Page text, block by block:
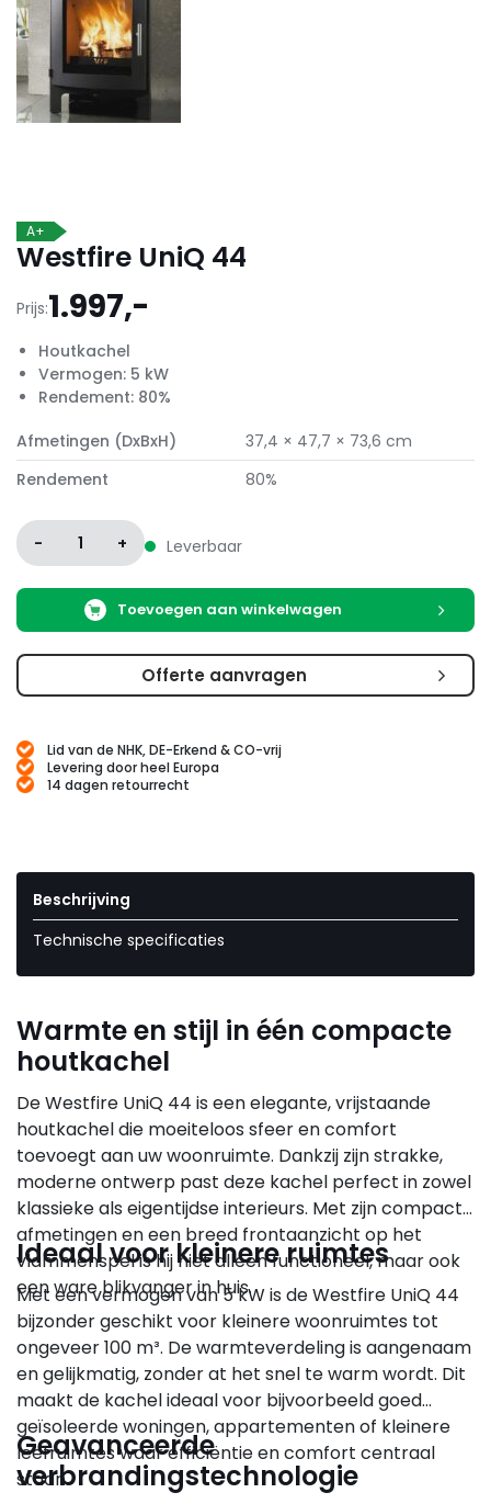
A+
Westfire UniQ 44
Prijs:1.997,-
Houtkachel
Vermogen: 5 kW
Rendement: 80%
Afmetingen (DxBxH)
37,4 × 47,7 × 73,6 cm
Rendement
80%
- 1 + Leverbaar
Toevoegen aan winkelwagen
Offerte aanvragen
Lid van de NHK, DE-Erkend & CO-vrij
Levering door heel Europa
14 dagen retourrecht
Beschrijving
Technische specificaties
Warmte en stijl in één compacte
houtkachel
De Westfire UniQ 44 is een elegante, vrijstaande
houtkachel die moeiteloos sfeer en comfort
toevoegt aan uw woonruimte. Dankzij zijn strakke,
moderne ontwerp past deze kachel perfect in zowel
klassieke als eigentijdse interieurs. Met zijn compacte
afmetingen en een breed frontaanzicht op het
vlammenspel is hij niet alleen functioneel, maar ook
een ware blikvanger in huis.
Ideaal voor kleinere ruimtes
Met een vermogen van 5 kW is de Westfire UniQ 44
bijzonder geschikt voor kleinere woonruimtes tot
ongeveer 100 m³. De warmteverdeling is aangenaam
en gelijkmatig, zonder at het snel te warm wordt. Dit
maakt de kachel ideaal voor bijvoorbeeld goed
geïsoleerde woningen, appartementen of kleinere
leefruimtes waar efficiëntie en comfort centraal
staan.
Geavanceerde
verbrandingstechnologie